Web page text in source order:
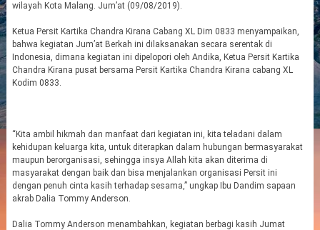
wilayah Kota Malang. Jum’at (09/08/2019).
Ketua Persit Kartika Chandra Kirana Cabang XL Dim 0833 menyampaikan,
bahwa kegiatan Jum’at Berkah ini dilaksanakan secara serentak di
Indonesia, dimana kegiatan ini dipelopori oleh Andika, Ketua Persit Kartika
Chandra Kirana pusat bersama Persit Kartika Chandra Kirana cabang XL
Kodim 0833.
“Kita ambil hikmah dan manfaat dari kegiatan ini, kita teladani dalam
kehidupan keluarga kita, untuk diterapkan dalam hubungan bermasyarakat
maupun berorganisasi, sehingga insya Allah kita akan diterima di
masyarakat dengan baik dan bisa menjalankan organisasi Persit ini
dengan penuh cinta kasih terhadap sesama,” ungkap Ibu Dandim sapaan
akrab Dalia Tommy Anderson.
Dalia Tommy Anderson menambahkan, kegiatan berbagi kasih Jumat